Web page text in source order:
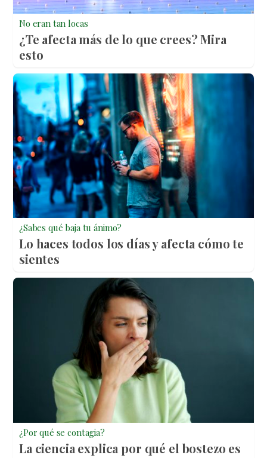
No eran tan locas
¿Te afecta más de lo que crees? Mira
esto
¿Sabes qué baja tu ánimo?
Lo haces todos los días y afecta cómo te
sientes
¿Por qué se contagia?
La ciencia explica por qué el bostezo es